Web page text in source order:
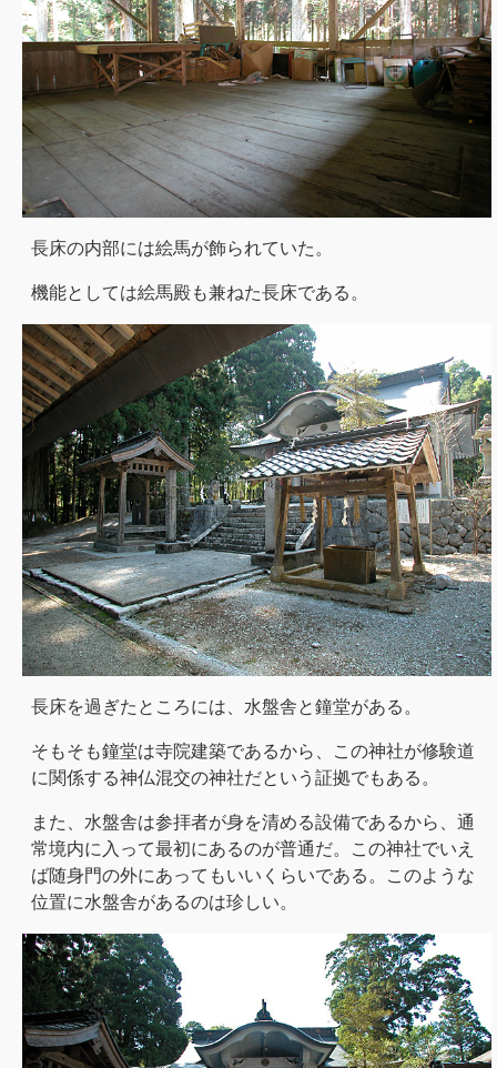
長床の内部には絵馬が飾られていた。
機能としては絵馬殿も兼ねた長床である。
長床を過ぎたところには、水盤舎と鐘堂がある。
そもそも鐘堂は寺院建築であるから、この神社が修験道
に関係する神仏混交の神社だという証拠でもある。
また、水盤舎は参拝者が身を清める設備であるから、通
常境内に入って最初にあるのが普通だ。この神社でいえ
ば随身門の外にあってもいいくらいである。このような
位置に水盤舎があるのは珍しい。